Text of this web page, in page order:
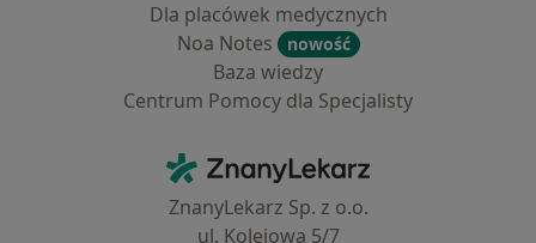
Dla placówek medycznych
Noa Notes
nowość
Baza wiedzy
Centrum Pomocy dla Specjalisty
ZnanyLekarz - Strona główna
ZnanyLekarz Sp. z o.o.
ul. Kolejowa 5/7